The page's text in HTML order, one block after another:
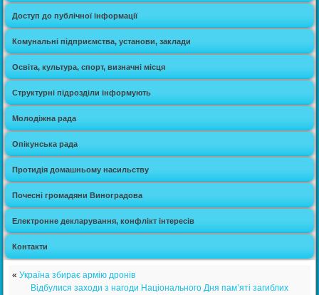
Доступ до публічної інформації
Комунальні підприємства, установи, заклади
Освіта, культура, спорт, визначні місця
Структурні підрозділи інформують
Молодіжна рада
Опікунська рада
Протидія домашньому насильству
Почесні громадяни Виноградова
Електронне декларування, конфлікт інтересів
Контакти
«Україна збирає армію дронів
Відбулися заходи з нагоди Національного Дня пам’яті загиблих